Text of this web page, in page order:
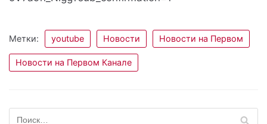
Метки: youtube Новости Новости на Первом
Новости на Первом Канале